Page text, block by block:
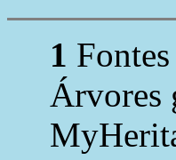
1
Árvores